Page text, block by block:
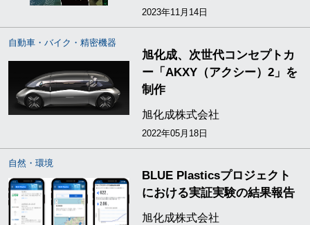
2023年11月14日
自動車・バイク・精密機器
旭化成、次世代コンセプトカ
ー「AKXY（アクシー）2」を
制作
旭化成株式会社
2022年05月18日
自然・環境
BLUE Plasticsプロジェクト
における実証実験の結果報告
旭化成株式会社